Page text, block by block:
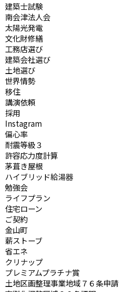
建築士試験
南会津法人会
太陽光発電
文化財修繕
工務店選び
建築会社選び
土地選び
世界情勢
移住
講演依頼
採用
Instagram
偏心率
耐震等級３
許容応力度計算
茅葺き屋根
ハイブリッド給湯器
勉強会
ライフプラン
住宅ローン
ご契約
金山町
薪ストーブ
省エネ
クリナップ
プレミアムプラチナ賞
土地区画整理事業地域７６条申請